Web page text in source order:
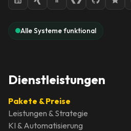
Alle Systeme funktional
Dienstleistungen
Pakete & Preise
Leistungen & Strategie
KI & Automatisierung